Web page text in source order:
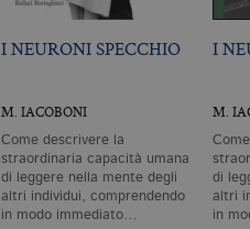
I NEURONI SPECCHIO
M. IACOBONI
Come descrivere la
straordinaria capacità umana
di leggere nella mente degli
altri individui, comprendendo
in modo immediato…
I
M.
di
altri
in
_ga
_gat_UA-96327731-1